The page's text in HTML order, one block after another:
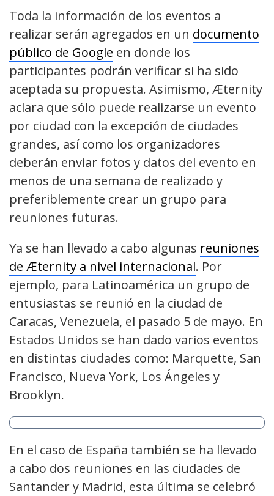
Toda la información de los eventos a
realizar serán agregados en un documento
público de Google en donde los
participantes podrán verificar si ha sido
aceptada su propuesta. Asimismo, Æternity
aclara que sólo puede realizarse un evento
por ciudad con la excepción de ciudades
grandes, así como los organizadores
deberán enviar fotos y datos del evento en
menos de una semana de realizado y
preferiblemente crear un grupo para
reuniones futuras.
Ya se han llevado a cabo algunas reuniones
de Æternity a nivel internacional. Por
ejemplo, para Latinoamérica un grupo de
entusiastas se reunió en la ciudad de
Caracas, Venezuela, el pasado 5 de mayo. En
Estados Unidos se han dado varios eventos
en distintas ciudades como: Marquette, San
Francisco, Nueva York, Los Ángeles y
Brooklyn.
En el caso de España también se ha llevado
a cabo dos reuniones en las ciudades de
Santander y Madrid, esta última se celebró